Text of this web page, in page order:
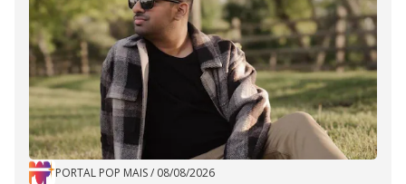
PORTAL POP MAIS/ 08/08/2026